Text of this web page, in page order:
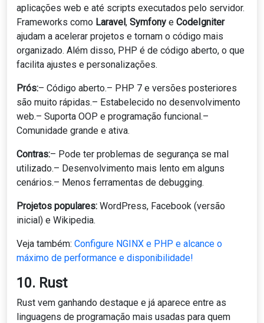
aplicações web e até scripts executados pelo servidor.
Frameworks como Laravel, Symfony e CodeIgniter
ajudam a acelerar projetos e tornam o código mais
organizado. Além disso, PHP é de código aberto, o que
facilita ajustes e personalizações.
Prós:– Código aberto.– PHP 7 e versões posteriores
são muito rápidas.– Estabelecido no desenvolvimento
web.– Suporta OOP e programação funcional.–
Comunidade grande e ativa.
Contras:– Pode ter problemas de segurança se mal
utilizado.– Desenvolvimento mais lento em alguns
cenários.– Menos ferramentas de debugging.
Projetos populares: WordPress, Facebook (versão
inicial) e Wikipedia.
Veja também: Configure NGINX e PHP e alcance o
máximo de performance e disponibilidade!
10. Rust
Rust vem ganhando destaque e já aparece entre as
linguagens de programação mais usadas para quem